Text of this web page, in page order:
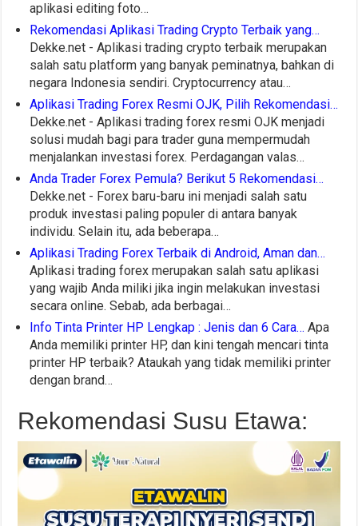
aplikasi editing foto…
Rekomendasi Aplikasi Trading Crypto Terbaik yang…
Dekke.net - Aplikasi trading crypto terbaik merupakan
salah satu platform yang banyak peminatnya, bahkan di
negara Indonesia sendiri. Cryptocurrency atau…
Aplikasi Trading Forex Resmi OJK, Pilih Rekomendasi…
Dekke.net - Aplikasi trading forex resmi OJK menjadi
solusi mudah bagi para trader guna mempermudah
menjalankan investasi forex. Perdagangan valas…
Anda Trader Forex Pemula? Berikut 5 Rekomendasi…
Dekke.net - Forex baru-baru ini menjadi salah satu
produk investasi paling populer di antara banyak
individu. Selain itu, ada beberapa…
Aplikasi Trading Forex Terbaik di Android, Aman dan…
Aplikasi trading forex merupakan salah satu aplikasi
yang wajib Anda miliki jika ingin melakukan investasi
secara online. Sebab, ada berbagai…
Info Tinta Printer HP Lengkap : Jenis dan 6 Cara… Apa
Anda memiliki printer HP, dan kini tengah mencari tinta
printer HP terbaik? Ataukah yang tidak memiliki printer
dengan brand…
Rekomendasi Susu Etawa: